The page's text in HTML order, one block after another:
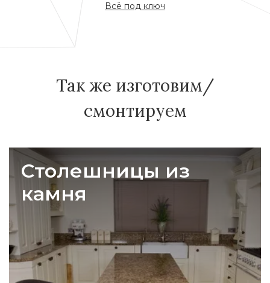
Всё под ключ
Так же изготовим/
смонтируем
Столешницы из
камня